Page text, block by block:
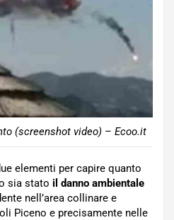
(screenshot video) – Ecoo.it
elementi per capire quanto
sia stato il danno ambientale
nell’area collinare e
Piceno e precisamente nelle